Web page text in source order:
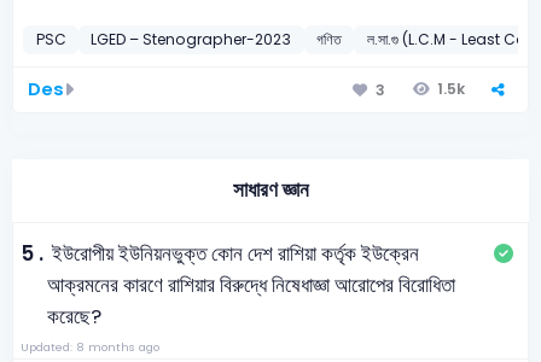
PSC LGED – Stenographer-2023 গণিত ল.সা.গু (L.C.M - Least
Des 3 1.5k
সাধারণ জ্ঞান
5 . ইউরোপীয় ইউনিয়নভুক্ত কোন দেশ রাশিয়া কর্তৃক ইউক্রেন
আক্রমনের কারণে রাশিয়ার বিরুদ্ধে নিষেধাজ্ঞা আরোপের বিরোধিতা
করেছে?
Updated: 8 months ago